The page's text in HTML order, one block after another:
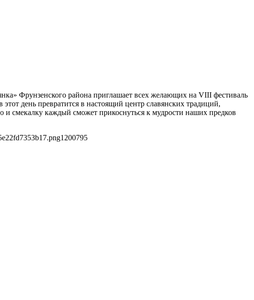
Фрунзенского района приглашает всех желающих на VIII фестиваль
день превратится в настоящий центр славянских традиций,
и смекалку каждый сможет прикоснуться к мудрости наших предков
1200795